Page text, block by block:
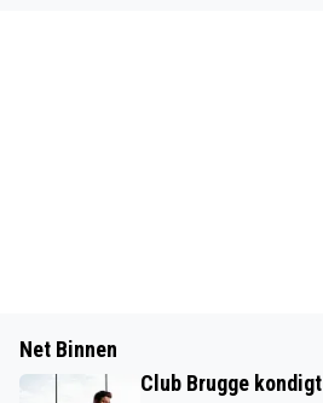
Net Binnen
Club Brugge